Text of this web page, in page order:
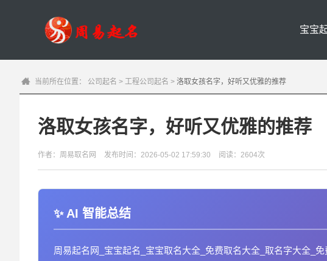
宝宝
当前所在位置： 公司起名 > 工程公司起名 > 洛取女孩名字，好听又优雅的推荐
洛取女孩名字，好听又优雅的推荐
作者：周易取名网 发布时间：2026-05-02 17:59:30 阅读：2604次
AI 智能总结
周易起名网_宝宝起名_宝宝取名大全_免费取名大全_取名字大全_